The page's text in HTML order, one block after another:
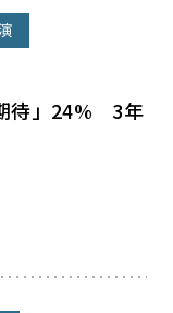
待」24% 3年